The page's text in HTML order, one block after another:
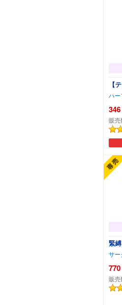
【
ハー
346
販売
緊
サー
770
販売